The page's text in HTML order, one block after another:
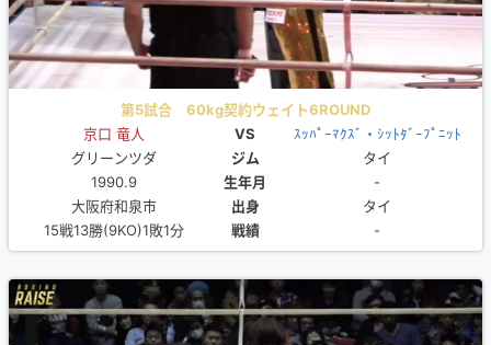
第5試合 60kg契約ウェイト6ROUND
京口 竜人
VS
ｽｯﾊﾟｰﾏｸｽﾞ・ｼｯﾄﾀﾞｰﾌﾟﾆｯﾄ
グリーンツダ
ジム
タイ
1990.9
生年月
-
大阪府和泉市
出身
タイ
15戦13勝(9KO)1敗1分
戦績 -